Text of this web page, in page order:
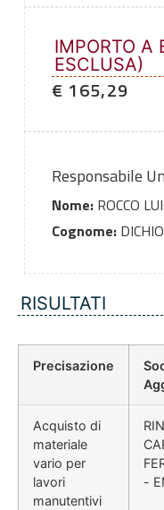
IMPORTO A
ESCLUSA)
€ 165,29
Responsabile
Nome:ROCCO
Cognome:DICHIO
RISULTATI
Precisazione
Acquisto di
materiale
vario per
lavori
manutentivi
-